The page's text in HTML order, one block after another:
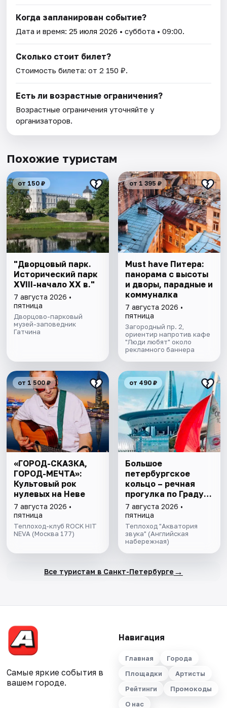
Когда запланирован событие?
Дата и время:25 июля 2026 • суббота • 09:00.
Сколько стоит билет?
Стоимость билета: от 2 150 ₽.
Есть ли возрастные ограничения?
Возрастные ограничения уточняйте у
организаторов.
Похожие туристам
от 150 ₽
"Дворцовый парк.
Исторический парк
XVIII-начало XX в."
7 августа 2026 •
пятница
Дворцово-парковый
музей-заповедник
Гатчина
от 1 395 ₽
Must have Питера:
панорама с высоты
и дворы, парадные и
коммуналка
7 августа 2026 •
пятница
Загородный пр. 2,
ориентир напротив кафе
"Люди любят" около
рекламного баннера
от 1 500 ₽
«ГОРОД-СКАЗКА,
ГОРОД-МЕЧТА»:
Культовый рок
нулевых на Неве
7 августа 2026 •
пятница
Теплоход-клуб ROCK HIT
NEVA (Москва 177)
от 490 ₽
Большое
петербургское
кольцо – речная
прогулка пo Граду
на Неве с
авторской
экскурсией и живой
музыкой в тёплом
салоне теплохода
7 августа 2026 •
пятница
Теплоход "Акватория
звука" (Английская
набережная)
Все туристам в Санкт-Петербурге →
Самые яркие события в
вашем городе.
Навигация
Главная
Города
Площадки
Артисты
Рейтинги
Промокоды
О нас